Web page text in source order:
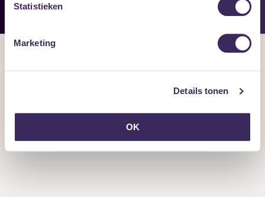
Statistieken
Marketing
Details tonen
OK